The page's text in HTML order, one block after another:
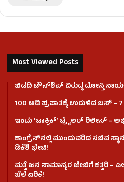
Most Viewed Posts
ಬಿಡದಿ ಟೌನ್‌ಶಿಪ್‌ ವಿರುದ್ಧ ದೋಸ್ತಿ
100 ಅಡಿ ಪ್ರಪಾತಕ್ಕೆ ಉರುಳಿದ ಬಸ್‌ –
ಇಂದು ʻಟಾಕ್ಸಿಕ್ʼ ಟ್ರೈಲರ್ ರಿಲೀಸ್‌ –
ಕಾಂಗ್ರೆಸ್​ನಲ್ಲಿ ಮುಂದುವರಿದ ಸಚಿವ
ಡಿಕೆಶಿ ಭೇಟಿ!
ಮತ್ತೆ ಜನ ಸಾಮಾನ್ಯರ ಜೇಬಿಗೆ ಕತ್ತರಿ –
ಬೆಲೆ ಏರಿಕೆ!